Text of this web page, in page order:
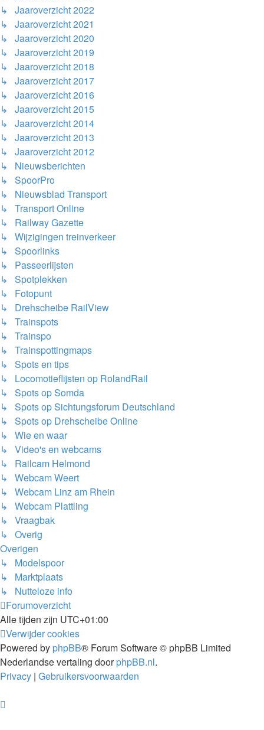
↳ Jaaroverzicht 2022
↳ Jaaroverzicht 2021
↳ Jaaroverzicht 2020
↳ Jaaroverzicht 2019
↳ Jaaroverzicht 2018
↳ Jaaroverzicht 2017
↳ Jaaroverzicht 2016
↳ Jaaroverzicht 2015
↳ Jaaroverzicht 2014
↳ Jaaroverzicht 2013
↳ Jaaroverzicht 2012
↳ Nieuwsberichten
↳ SpoorPro
↳ Nieuwsblad Transport
↳ Transport Online
↳ Railway Gazette
↳ Wijzigingen treinverkeer
↳ Spoorlinks
↳ Passeerlijsten
↳ Spotplekken
↳ Fotopunt
↳ Drehscheibe RailView
↳ Trainspots
↳ Trainspo
↳ Trainspottingmaps
↳ Spots en tips
↳ Locomotieflijsten op RolandRail
↳ Spots op Somda
↳ Spots op Sichtungsforum Deutschland
↳ Spots op Drehscheibe Online
↳ Wie en waar
↳ Video's en webcams
↳ Railcam Helmond
↳ Webcam Weert
↳ Webcam Linz am Rhein
↳ Webcam Plattling
↳ Vraagbak
↳ Overig
Overigen
↳ Modelspoor
↳ Marktplaats
↳ Nutteloze info
Forumoverzicht
Alle tijden zijn UTC+01:00
Verwijder cookies
Powered by phpBB® Forum Software © phpBB Limited
Nederlandse vertaling doorphpBB.nl.
Privacy | Gebruikersvoorwaarden